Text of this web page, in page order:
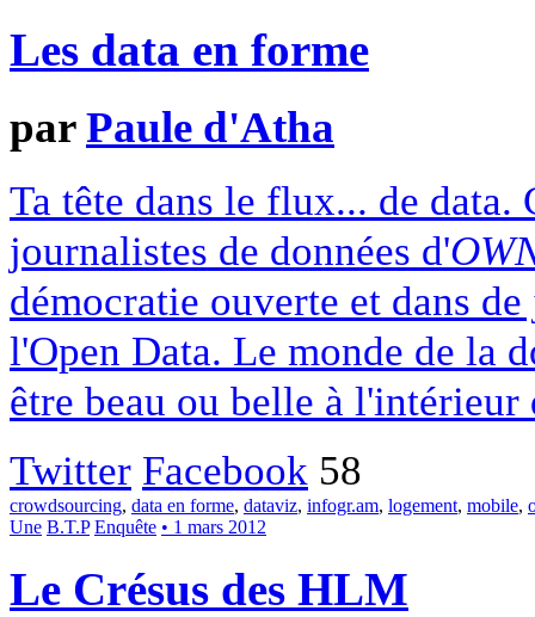
Les data en forme
parPaule d'Atha
Ta tête dans le flux... de data.
journalistes de données d'
démocratie ouverte et dans
l'Open Data. Le monde de la
être beau ou belle à l'intérieur
Twitter Facebook 58
crowdsourcing, data en forme, dataviz, infogr.am, logement, mobile,
Une B.T.P Enquête • 1 mars 2012
Le Crésus des HLM